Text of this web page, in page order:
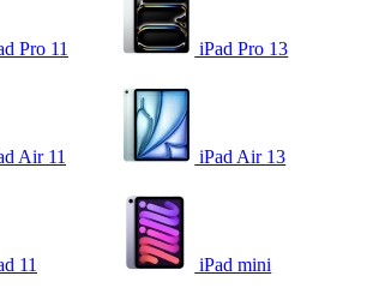
Pro 11 iPad Pro 13
Air 11 iPad Air 13
11 iPad mini